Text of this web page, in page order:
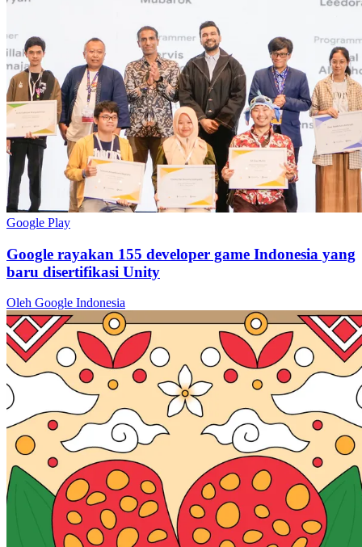
Google Play
Google rayakan 155 developer game Indonesia yang
baru disertifikasi Unity
Oleh Google Indonesia